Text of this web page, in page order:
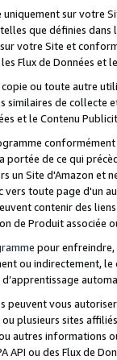
sur votre
que définies dans
votre Site et
les Flux de Données
ou toute autre
similaires de
et le Contenu
portée de ce qui
un Site d'Amazon et
toute page d'un
contenir des
de Produit associée
pour
ou indirectement,
peuvent vous
plusieurs sites
autres informations
API ou des Flux de